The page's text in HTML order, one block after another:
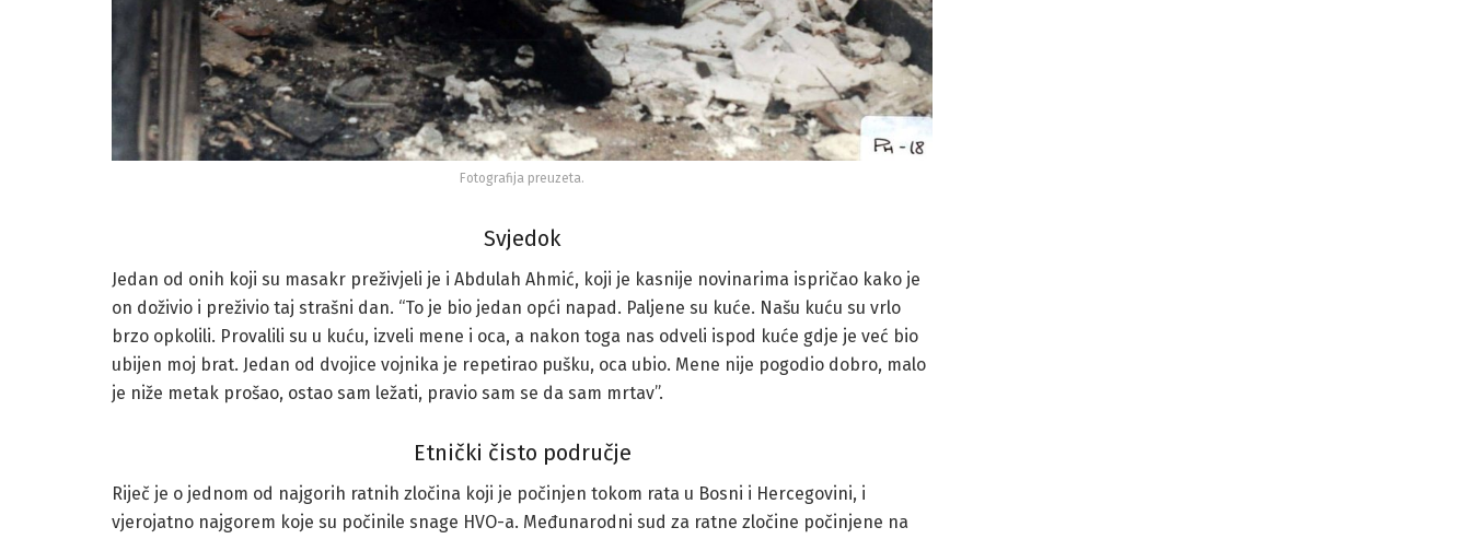
Fotografija preuzeta.
Svjedok
Jedan od onih koji su masakr preživjeli je i Abdulah Ahmić, koji je kasnije novinarima ispričao kako je
on doživio i preživio taj strašni dan. “To je bio jedan opći napad. Paljene su kuće. Našu kuću su vrlo
brzo opkolili. Provalili su u kuću, izveli mene i oca, a nakon toga nas odveli ispod kuće gdje je već bio
ubijen moj brat. Jedan od dvojice vojnika je repetirao pušku, oca ubio. Mene nije pogodio dobro, malo
je niže metak prošao, ostao sam ležati, pravio sam se da sam mrtav”.
Etnički čisto područje
Riječ je o jednom od najgorih ratnih zločina koji je počinjen tokom rata u Bosni i Hercegovini, i
vjerojatno najgorem koje su počinile snage HVO-a. Međunarodni sud za ratne zločine počinjene na